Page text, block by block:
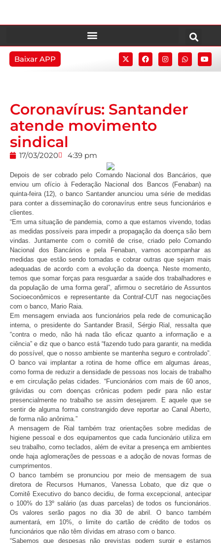
Baixar APP
Coronavírus: Santander
atende movimento
sindical
17/03/2020 4:39 pm
Depois de ser cobrado pelo Comando Nacional dos Bancários, que
enviou um ofício à Federação Nacional dos Bancos (Fenaban) na
quinta-feira (12), o banco Santander anunciou uma série de medidas
para conter a disseminação do coronavírus entre seus funcionários e
clientes.
“Em uma situação de pandemia, como a que estamos vivendo, todas
as medidas possíveis para impedir a propagação da doença são bem
vindas. Juntamente com o comitê de crise, criado pelo Comando
Nacional dos Bancários e pela Fenaban, vamos acompanhar as
medidas que estão sendo tomadas e cobrar outras que sejam mais
adequadas de acordo com a evolução da doença. Neste momento,
temos que somar forças para resguardar a saúde dos trabalhadores e
da população de uma forma geral”, afirmou o secretário de Assuntos
Socioeconômicos e representante da Contraf-CUT nas negociações
com o banco, Mario Raia.
Em mensagem enviada aos funcionários pela rede de comunicação
interna, o presidente do Santander Brasil, Sérgio Rial, ressalta que
“contra o medo, não há nada tão eficaz quanto a informação e a
ciência” e diz que o banco está “fazendo tudo para garantir, na medida
do possível, que o nosso ambiente se mantenha seguro e controlado”.
O banco vai implantar a rotina de home office em algumas áreas,
como forma de reduzir a densidade de pessoas nos locais de trabalho
e em circulação pelas cidades. “Funcionários com mais de 60 anos,
grávidas ou com doenças crônicas podem pedir para não estar
presencialmente no trabalho se assim desejarem. E aquele que se
sentir de alguma forma constrangido deve reportar ao Canal Aberto,
de forma não anônima.”
A mensagem de Rial também traz orientações sobre medidas de
higiene pessoal e dos equipamentos que cada funcionário utiliza em
seu trabalho, como teclados, além de evitar a presença em ambientes
onde haja aglomerações de pessoas e a adoção de novas formas de
cumprimentos.
O banco também se pronunciou por meio de mensagem de sua
diretora de Recursos Humanos, Vanessa Lobato, que diz que o
Comitê Executivo do banco decidiu, de forma excepcional, antecipar
o 100% do 13º salário (as duas parcelas) de todos os funcionários.
Os valores serão pagos no dia 30 de abril. O banco também
aumentará, em 10%, o limite do cartão de crédito de todos os
funcionários que não têm dívidas em atraso com o banco.
“Sabemos que despesas não previstas podem surgir e estamos